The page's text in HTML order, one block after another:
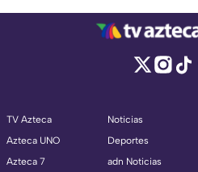
TV Azteca
Azteca UNO
Azteca 7
Noticias
Deportes
adn Noticias